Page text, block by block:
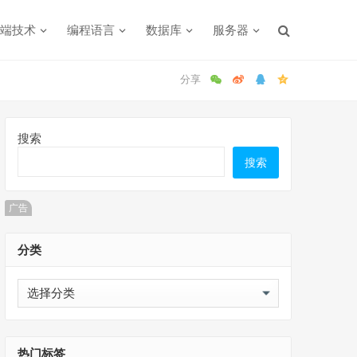
技术 编程语言 数据库 服务器
搜索
搜索
广告
分类
分
类
热门标签